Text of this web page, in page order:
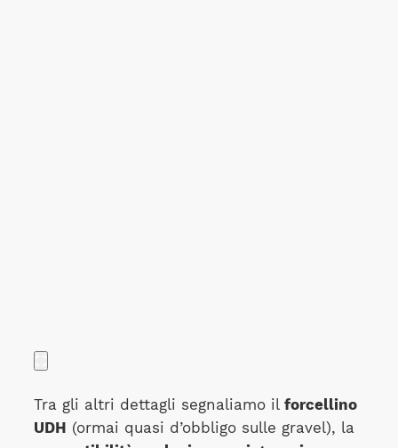
Tra gli altri dettagli segnaliamo il forcellino
UDH (ormai quasi d’obbligo sulle gravel), la